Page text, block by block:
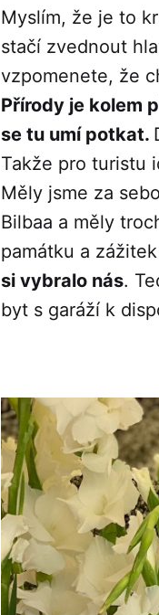
Myslím, že je to
stačí zvednout
vzpomenete, že
Přírody je kolem
se tu umí potkat.
Takže pro turistu
Měly jsme za
Bilbaa a měly
památku a
si vybralo nás.
byt s garáží k